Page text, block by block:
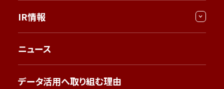
IR情報
ニュース
データ活用へ取り組む理由